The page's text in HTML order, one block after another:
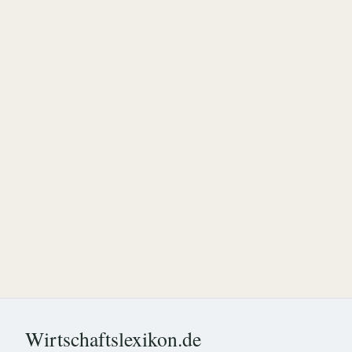
Wirtschaftslexikon.de